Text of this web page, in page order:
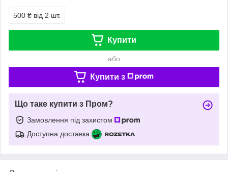
500 ₴ від 2 шт.
Купити
або
Купити з
Що таке купити з Пром?
Замовлення під захистом
Доступна доставка